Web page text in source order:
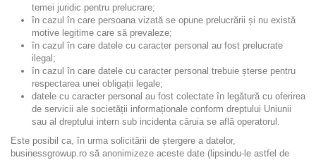
temei juridic pentru prelucrare;
în cazul în care persoana vizată se opune prelucrării și nu există
motive legitime care să prevaleze;
în cazul în care datele cu caracter personal au fost prelucrate
ilegal;
în cazul în care datele cu caracter personal trebuie șterse pentru
respectarea unei obligații legale;
datele cu caracter personal au fost colectate în legătură cu oferirea
de servicii ale societății informaționale conform dreptului Uniunii
sau al dreptului intern sub incidenta căruia se află operatorul.
Este posibil ca, în urma solicitării de ștergere a datelor,
businessgrowup.ro să anonimizeze aceste date (lipsindu-le astfel de